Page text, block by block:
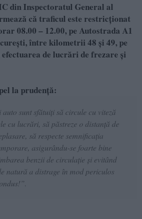
din Inspectoratul General al
că traficul este restricționat
08.00 – 12.00, pe Autostrada A1
între kilometrii 48 și 49, pe
de lucrări de frezare și
la prudență​:
sunt sfătuiți să circule cu viteză
cu lucrări, să păstreze o distanță de
să respecte semnificația
asigurându-se foarte bine
benzii de circulație și evitând
natură a distrage în mod periculos